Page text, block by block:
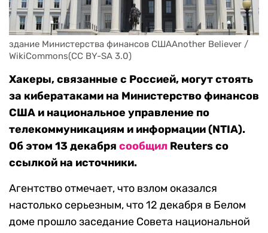
здание Министерства финансов СШАAnother Believer /
WikiCommons(CC BY-SA 3.0)
Хакеры, связанные с Россией, могут стоять
за кибератаками на Министерство финансов
США и национальное управление по
телекоммуникациям и информации (NTIA).
Об этом 13 декабря сообщил Reuters со
ссылкой на источники.
Агентство отмечает, что взлом оказался
настолько серьезным, что 12 декабря в Белом
доме прошло заседание Совета национальной